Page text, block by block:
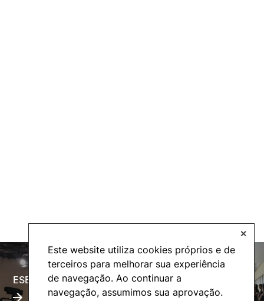
Este website utiliza cookies próprios e de
terceiros para melhorar sua experiência
de navegação. Ao continuar a
navegação, assumimos sua aprovação.
✕
ESECTV Alumni